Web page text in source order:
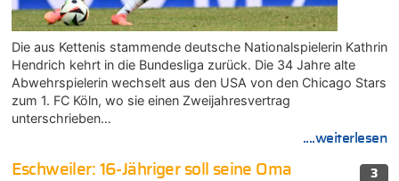
Die aus Kettenis stammende deutsche Nationalspielerin Kathrin
Hendrich kehrt in die Bundesliga zurück. Die 34 Jahre alte
Abwehrspielerin wechselt aus den USA von den Chicago Stars
zum 1. FC Köln, wo sie einen Zweijahresvertrag
unterschrieben…
....weiterlesen
3
Eschweiler: 16-Jähriger soll seine Oma